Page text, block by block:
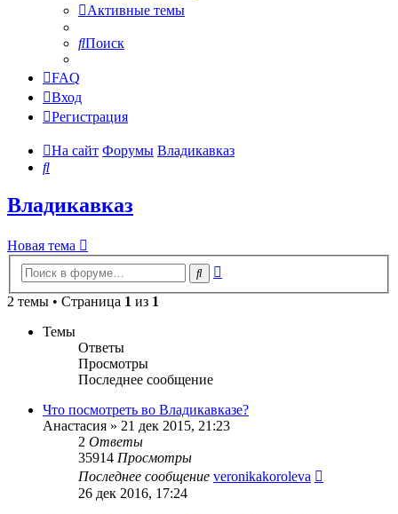
Активные темы
Поиск
FAQ
Вход
Регистрация
На сайт Форумы Владикавказ
Поиск
Владикавказ
Новая тема
Поиск
2 темы • Страница 1 из 1
Темы
Ответы
Просмотры
Последнее сообщение
Что посмотреть во Владикавказе?
Анастасия » 21 дек 2015, 21:23
2 Ответы
35914 Просмотры
Последнее сообщение veronikakoroleva
26 дек 2016, 17:24